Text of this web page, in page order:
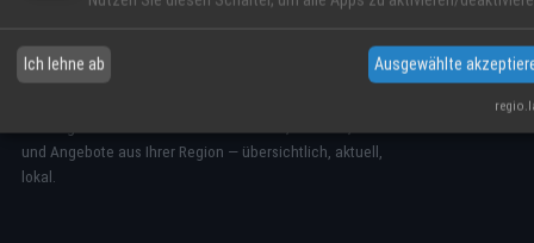
und Angebote aus Ihrer Region — übersichtlich, aktuell,
lokal.
Ich lehne ab Ausgewählte